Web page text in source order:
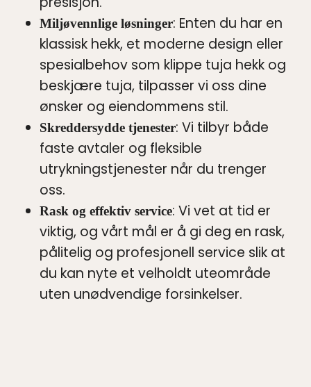
Miljøvennlige løsninger: Enten du har en
klassisk hekk, et moderne design eller
spesialbehov som klippe tuja hekk og
beskjære tuja, tilpasser vi oss dine
ønsker og eiendommens stil.
Skreddersydde tjenester: Vi tilbyr både
faste avtaler og fleksible
utrykningstjenester når du trenger
oss.
Rask og effektiv service: Vi vet at tid er
viktig, og vårt mål er å gi deg en rask,
pålitelig og profesjonell service slik at
du kan nyte et velholdt uteområde
uten unødvendige forsinkelser.